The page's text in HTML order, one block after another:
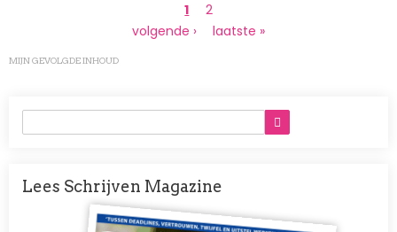
Huidige
pagina
1 Page
2
Volgende
volgende ›
Laatste
laatste »
MIJN GEVOLGDE INHOUD
Lees Schrijven Magazine
Afbeelding